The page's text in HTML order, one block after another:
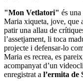
"Mon Vetlatori" és
Maria xiqueta, jove, que
patir una allau de
l’assetjament, li toca
projecte i defensar-lo
Maria es recrea, es
acompanyat d’un
enregistrat a l’ermita de